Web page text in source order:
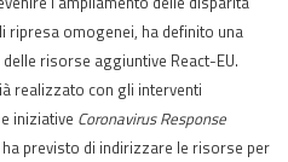
ripresa omogenei, ha definito una
risorse aggiuntive React-EU.
realizzato con gli interventi
iniziative Coronavirus Response
ha previsto di indirizzare le risorse per